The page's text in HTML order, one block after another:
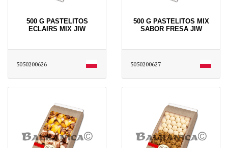
500 G PASTELITOS
ECLAIRS MIX JIW
5050200626
500 G PASTELITOS MIX
SABOR FRESA JIW
5050200627